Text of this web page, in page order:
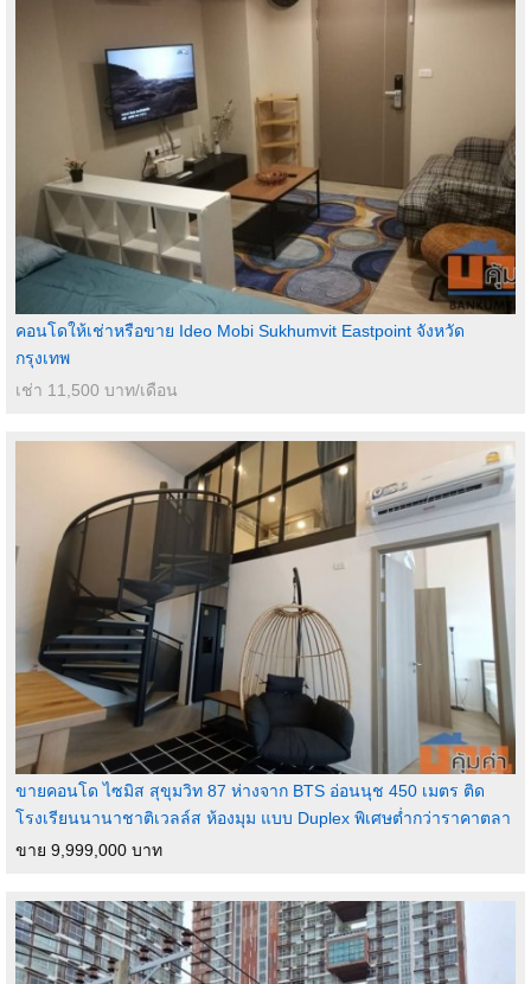
คอนโดให้เช่าหรือขาย Ideo Mobi Sukhumvit Eastpoint จังหวัด
กรุงเทพ
เช่า 11,500 บาท/เดือน
ขายคอนโด ไซมิส สุขุมวิท 87 ห่างจาก BTS อ่อนนุช 450 เมตร ติด
โรงเรียนนานาชาติเวลล์ส ห้องมุม แบบ Duplex พิเศษต่ำกว่าราคาตลา
ขาย 9,999,000 บาท